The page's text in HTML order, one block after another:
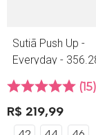
Sutiã Push Up -
Everyday -
Preto
15
R$ 219,99